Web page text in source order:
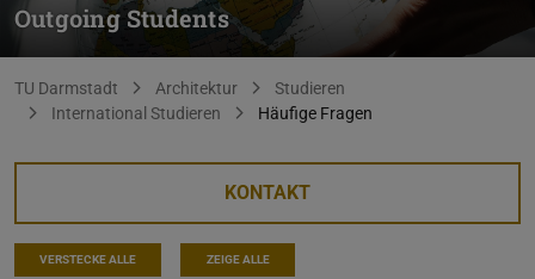
Outgoing Students
Sie befinden sich hier:
TU Darmstadt Architektur
Studieren
International Studieren
Häufige Fragen
KONTAKT
VERSTECKE ALLE ZEIGE ALLE